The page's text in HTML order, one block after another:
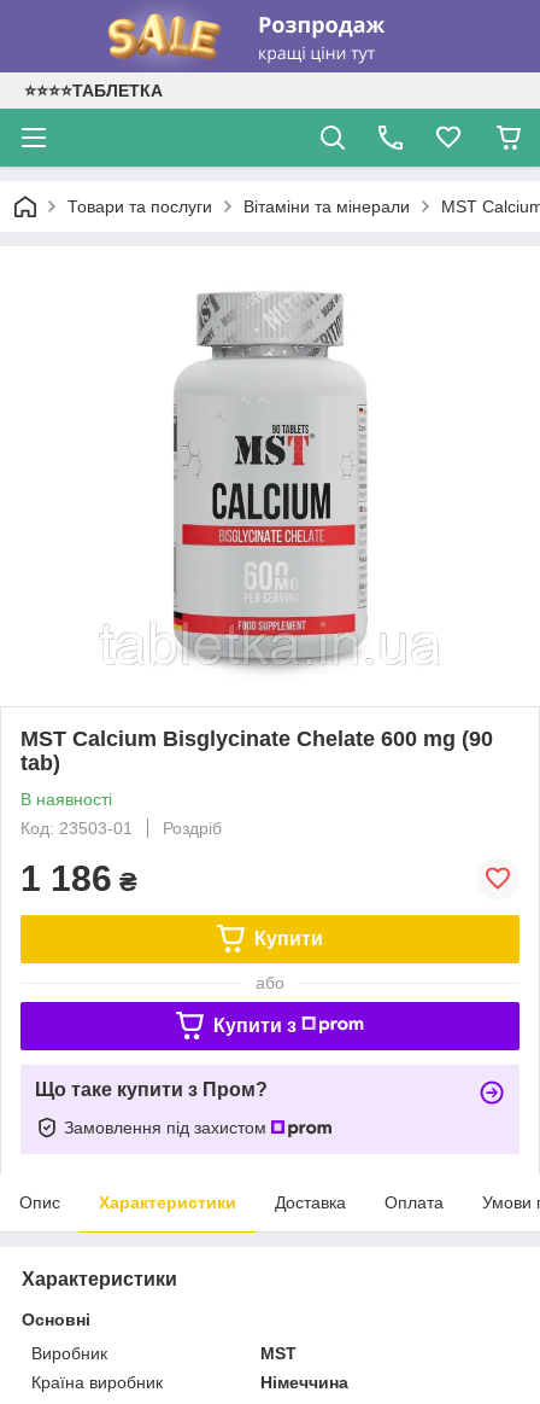
⭐⭐⭐⭐ТАБЛЕТКА
Товари та послуги Вітаміни та мінерали MST
MST Calcium Bisglycinate Chelate 600 mg (90
tab)
В наявності
Код: 23503-01
Роздріб
1 186 ₴
Купити
або
Купити з
Що таке купити з Пром?
Замовлення під захистом
Опис Характеристики Доставка Оплата Умови
Характеристики
Основні
Виробник
MST
Країна виробник
Німеччина